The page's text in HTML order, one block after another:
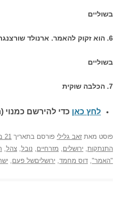
בשוליים
6. הוא זקוק להאמר. ארנולד שורצנגר.
בשוליים
7. הכלבה שוקית
לחץ כאן כדי להירשם כמנוי
פוסט מאת זאב גלילי פורסם בתאריך 21 באוקטובר 2005
התנתקות ירושלים מזרחיים נובל צהל
"האמר" דוס מחמד ירושליםשל פעם